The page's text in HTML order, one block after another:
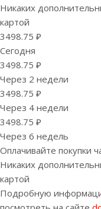
Никаких
картой
3498.75 ₽
Сегодня
3498.75 ₽
Через 2 недели
3498.75 ₽
Через 4 недели
3498.75 ₽
Через 6 недель
Оплачивайте покупки
Никаких
картой
Подробную